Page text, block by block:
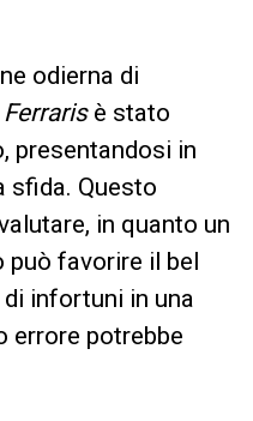
odierna di
Ferrarisè stato
presentandosi in
sfida. Questo
in quanto un
favorire il bel
infortuni in una
errore potrebbe